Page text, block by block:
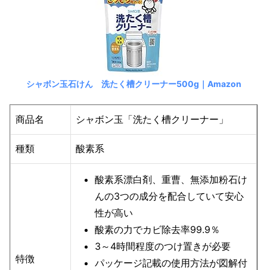
シャボン玉石けん 洗たく槽クリーナー500g｜Amazon
商品名 シャボン玉「洗たく槽クリーナー」
種類 酸素系
特徴
酸素系漂白剤、重曹、無添加粉石け
んの3つの成分を配合していて安心
性が高い
酸素の力でカビ除去率99.9％
3～4時間程度のつけ置きが必要
パッケージ記載の使用方法が図解付